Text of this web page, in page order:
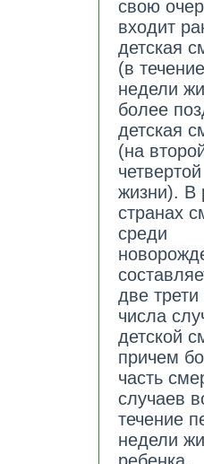
свою
входит
детская
(в
недели
более
детская
(на
жизни). В
странах
среди
две
числа
детской
причем
часть
случаев
течение
недели